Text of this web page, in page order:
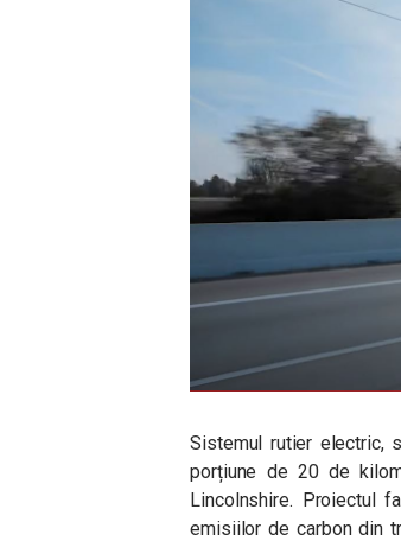
Sistemul rutier electric,
porțiune de 20 de
Lincolnshire. Proiectul
emisiilor de carbon din